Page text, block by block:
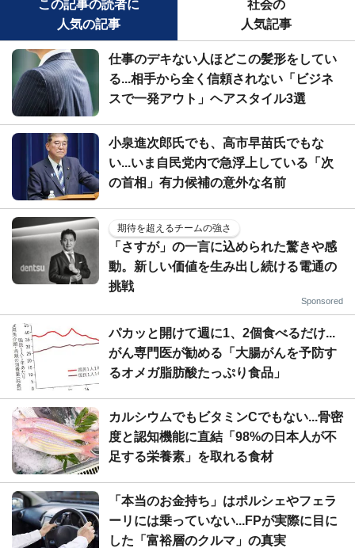
この記事の読者に
人気の記事
社会の
人気記事
仕事のデキない人ほどこの髪形をしてい
る...相手から全く信頼されない「ビジネ
スで一発アウト」ヘアスタイル3選
小泉進次郎氏でも、高市早苗氏でもな
い...いま自民党内で急浮上している「次
の首相」有力候補の意外な名前
期待を超えるチームの強さ
「さすが」の一言に込められた驚きや感
動。新しい価値を生み出し続ける電通の
挑戦
Sponsored
パカッと開けて週に1、2個食べるだけ...
がん専門医が勧める「大腸がんを予防す
るオメガ脂肪酸たっぷり食品」
カルシウムでもビタミンCでもない...骨密
度と認知機能に直結「98%の日本人が不
足する栄養素」を取れる食材
「本当のお金持ち」はポルシェやフェラ
ーリには乗っていない...FPが実際に目に
した「富裕層のクルマ」の真実